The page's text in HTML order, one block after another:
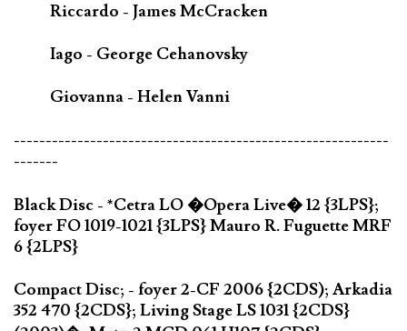
Riccardo - James McCracken
Iago - George Cehanovsky
Giovanna - Helen Vanni
-----------------------------------------------------------
-------
Black Disc - *Cetra LO �Opera Live� 12 {3LPS};
foyer FO 1019-1021 {3LPS} Mauro R. Fuguette MRF
6 {2LPS}
Compact Disc; - foyer 2-CF 2006 {2CDS); Arkadia
352 470 {2CDS}; Living Stage LS 1031 {2CDS}